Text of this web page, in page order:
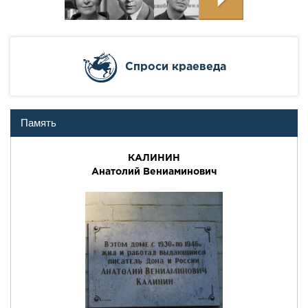
Cпроси краеведа
Память
КАЛИНИН
Анатолий Вениаминович